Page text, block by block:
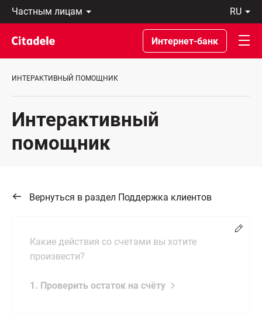
Частным
лицам
Предприятиям
Private
Banking
банке
ru
Latviski
По-
русски
In
Интернет-банк
ИНТЕРАКТИВНЫЙ ПОМОЩНИК
Интерактивный
помощник
Вернуться в раздел Поддержка клиентов
Какие действия со счетами вы хотите
произвести?
1. Проверить остаток на счёту